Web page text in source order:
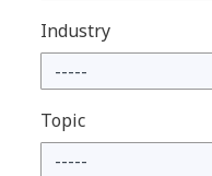
Industry
Topic